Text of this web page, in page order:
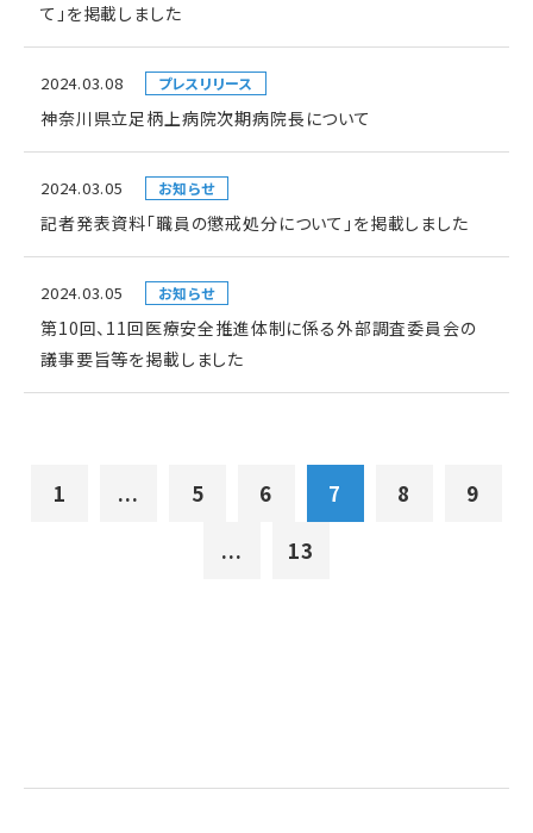
て」を掲載しました
2024.03.08 プレスリリース
神奈川県立足柄上病院次期病院長について
2024.03.05 お知らせ
記者発表資料「職員の懲戒処分について」を掲載しました
2024.03.05 お知らせ
第10回、11回医療安全推進体制に係る外部調査委員会の
議事要旨等を掲載しました
1 ... 5 6 7 8
9
...
13